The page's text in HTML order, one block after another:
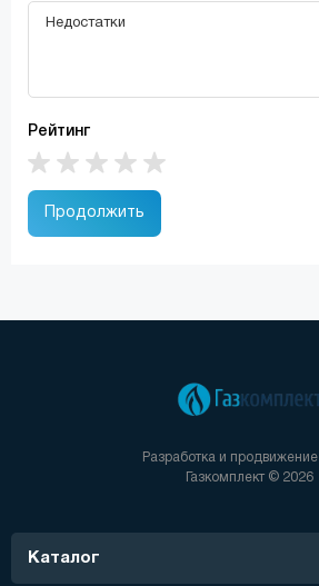
Рейтинг
Продолжить
Разработка и продвижение
Газкомплект © 2026
Каталог